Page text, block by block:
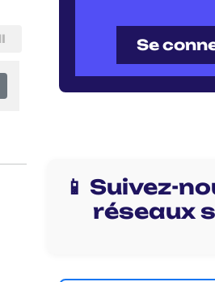
Se
📱 Suivez-
réseaux